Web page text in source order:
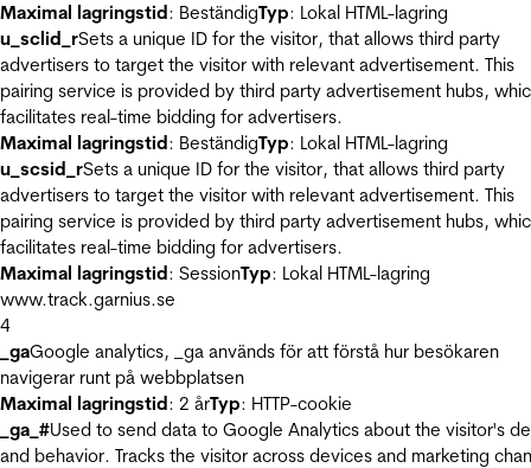
Maximal lagringstid: BeständigTyp: Lokal HTML-lagring
u_sclid_rSets a unique ID for the visitor, that allows third party
advertisers to target the visitor with relevant advertisement. This
pairing service is provided by third party advertisement hubs,
facilitates real-time bidding for advertisers.
Maximal lagringstid: BeständigTyp: Lokal HTML-lagring
u_scsid_rSets a unique ID for the visitor, that allows third party
advertisers to target the visitor with relevant advertisement. This
pairing service is provided by third party advertisement hubs,
facilitates real-time bidding for advertisers.
Maximal lagringstid: SessionTyp: Lokal HTML-lagring
www.track.garnius.se
4
_gaGoogle analytics, _ga används för att förstå hur besökaren
navigerar runt på webbplatsen
Maximal lagringstid: 2 årTyp: HTTP-cookie
_ga_#Used to send data to Google Analytics about the visitor's
and behavior. Tracks the visitor across devices and marketing